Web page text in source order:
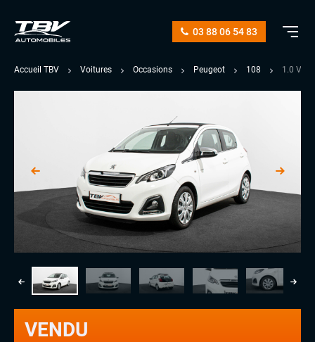
03 88 06 54 83
Accueil TBV Voitures Occasions Peugeot 108 1.0 VTI
VENDU